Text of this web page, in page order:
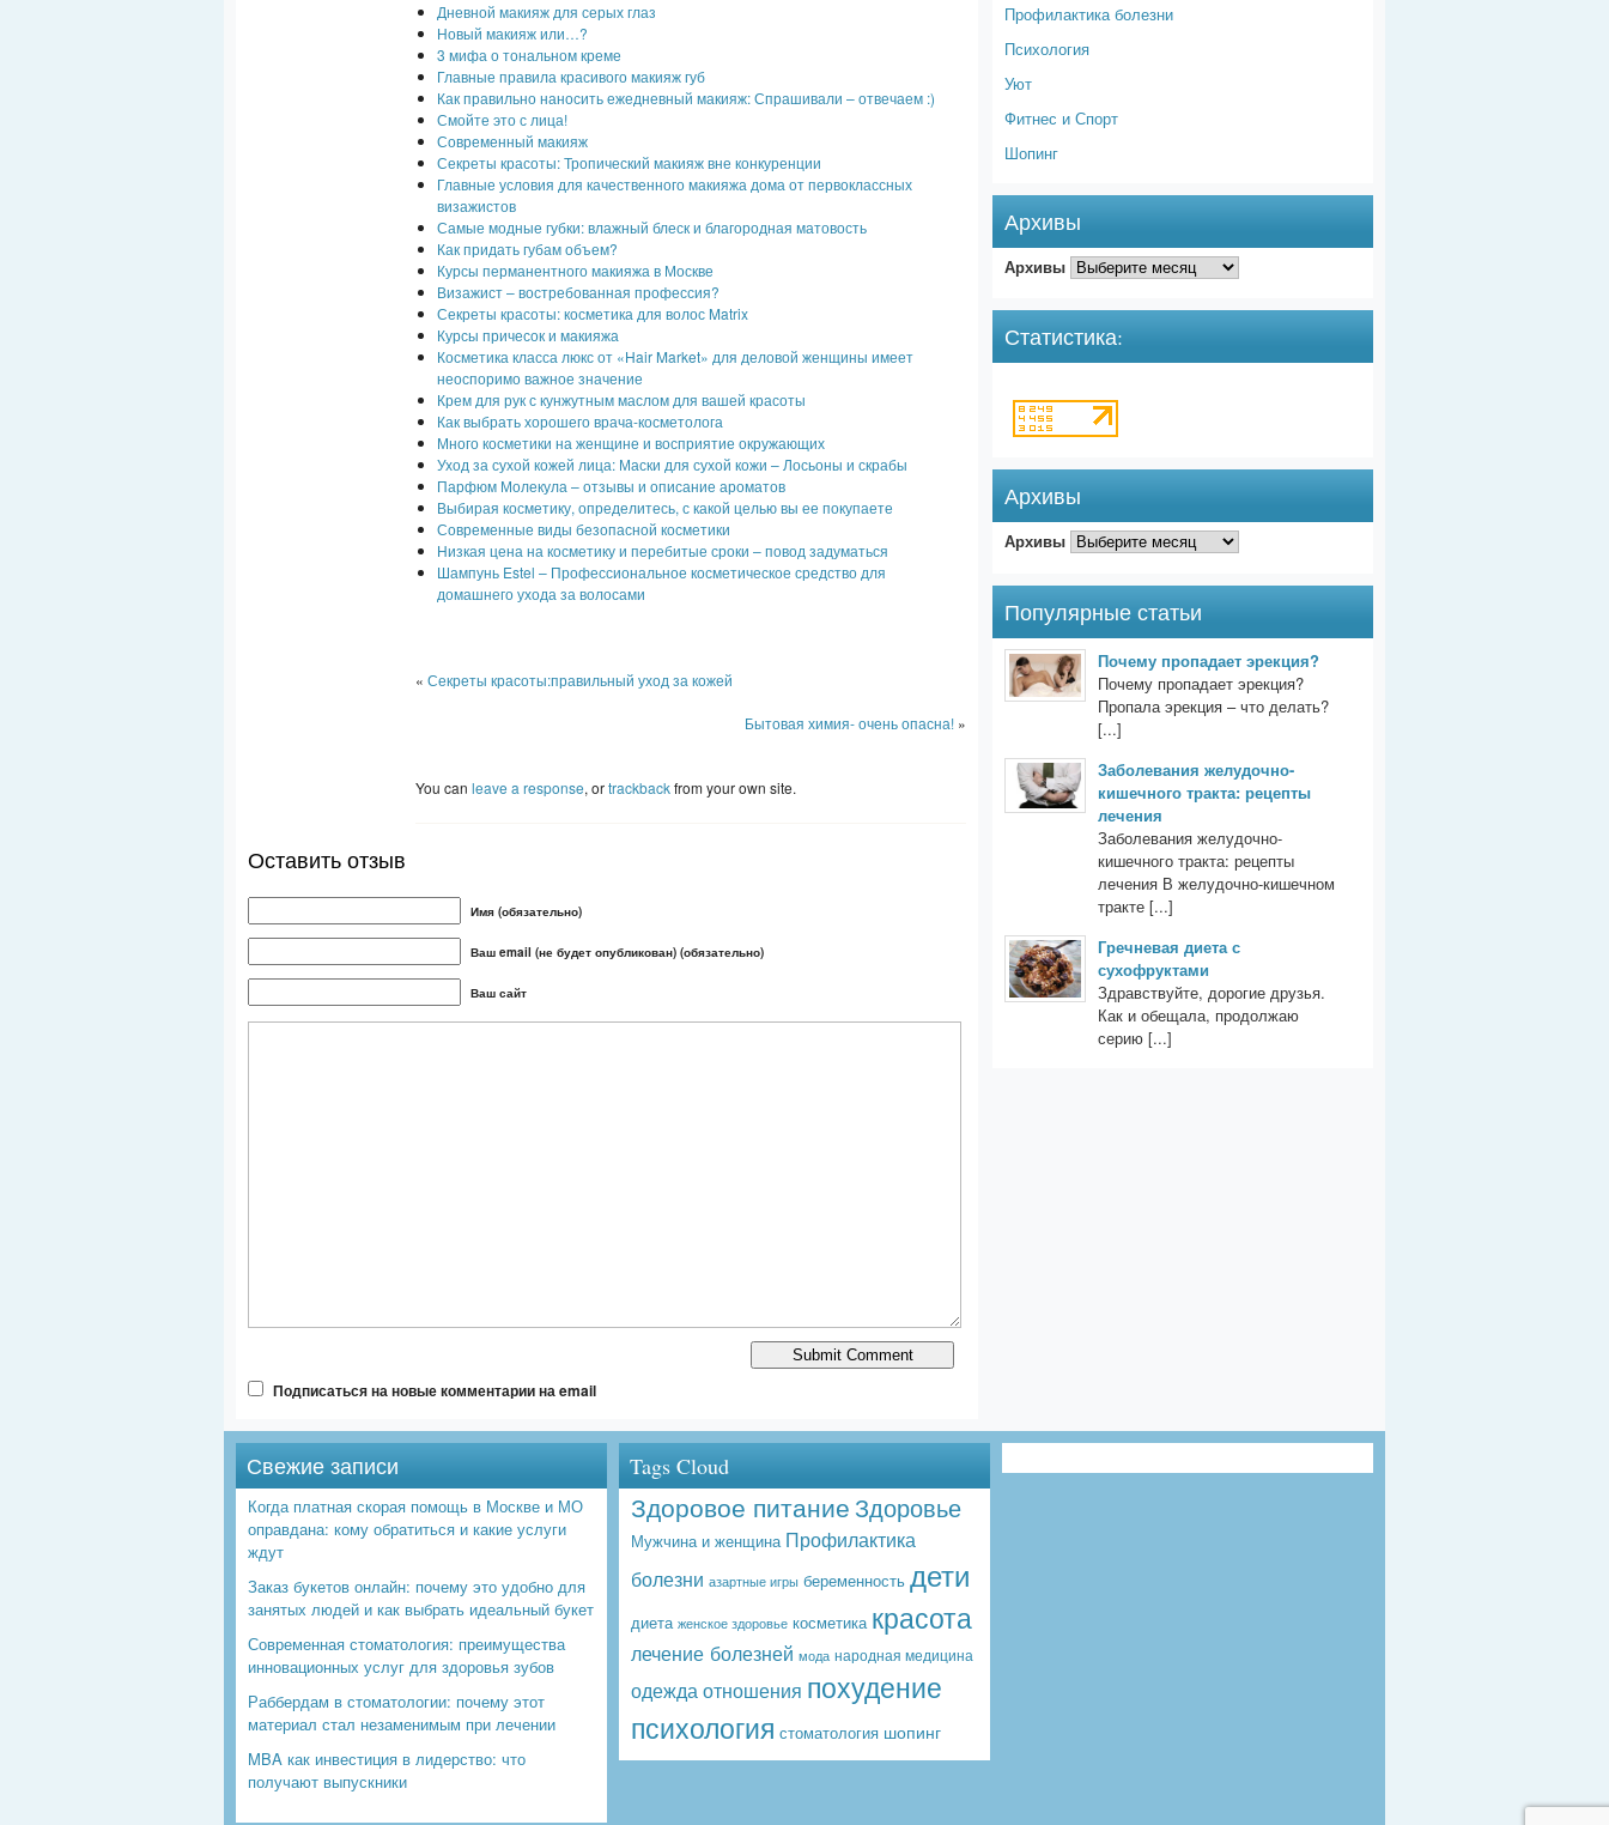
Дневной макияж для серых глаз
Новый макияж или…?
3 мифа о тональном креме
Главные правила красивого макияж губ
Как правильно наносить ежедневный макияж: Спрашивали – отвечаем :)
Смойте это с лица!
Современный макияж
Секреты красоты: Тропический макияж вне конкуренции
Главные условия для качественного макияжа дома от первоклассных
визажистов
Самые модные губки: влажный блеск и благородная матовость
Как придать губам объем?
Курсы перманентного макияжа в Москве
Визажист – востребованная профессия?
Секреты красоты: косметика для волос Matrix
Курсы причесок и макияжа
Косметика класса люкс от «Hair Market» для деловой женщины имеет
неоспоримо важное значение
Крем для рук с кунжутным маслом для вашей красоты
Как выбрать хорошего врача-косметолога
Много косметики на женщине и восприятие окружающих
Уход за сухой кожей лица: Маски для сухой кожи – Лосьоны и скрабы
Парфюм Молекула – отзывы и описание ароматов
Выбирая косметику, определитесь, с какой целью вы ее покупаете
Современные виды безопасной косметики
Низкая цена на косметику и перебитые сроки – повод задуматься
Шампунь Estel – Профессиональное косметическое средство для
домашнего ухода за волосами
« Секреты красоты:правильный уход за кожей
Бытовая химия- очень опасна! »
You can leave a response, ortrackbackfrom your own site.
Оставить отзыв
Имя (обязательно)
Ваш email (не будет опубликован) (обязательно)
Ваш сайт
Подписаться на новые комментарии на email
Профилактика болезни
Психология
Уют
Фитнес и Спорт
Шопинг
Архивы
Архивы
Статистика:
Архивы
Архивы
Популярные статьи
Почему пропадает эрекция?
Почему пропадает эрекция?
Пропала эрекция – что делать?
[...]
Заболевания желудочно-
кишечного тракта: рецепты
лечения
Заболевания желудочно-
кишечного тракта: рецепты
лечения В желудочно-кишечном
тракте [...]
Гречневая диета с
сухофруктами
Здравствуйте, дорогие друзья.
Как и обещала, продолжаю
серию [...]
Свежие записи
Когда платная скорая помощь в Москве и МО
оправдана: кому обратиться и какие услуги
ждут
Заказ букетов онлайн: почему это удобно для
занятых людей и как выбрать идеальный букет
Современная стоматология: преимущества
инновационных услуг для здоровья зубов
Раббердам в стоматологии: почему этот
материал стал незаменимым при лечении
MBA как инвестиция в лидерство: что
получают выпускники
Tags Cloud
Здоровое питание Здоровье
Мужчина и женщина Профилактика
болезни азартные игры беременность дети
диета женское здоровье косметика красота
лечение болезней мода народная медицина
одежда отношения похудение
психология стоматология шопинг